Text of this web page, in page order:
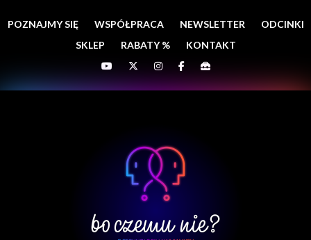
POZNAJMY SIĘ WSPÓŁPRACA NEWSLETTER
ODCINKI
SKLEP
RABATY % KONTAKT